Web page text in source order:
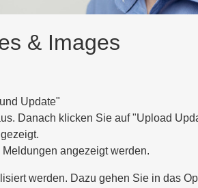
& Images
Update"
Danach klicken Sie auf "Upload
angezeigt werden.
werden. Dazu gehen Sie in das